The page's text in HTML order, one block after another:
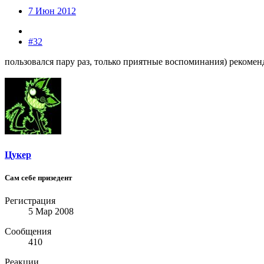
7 Июн 2012
#32
пользовался пару раз, только приятные воспоминания)
Цукер
Сам себе призедент
Регистрация
5 Мар 2008
Сообщения
410
Реакции